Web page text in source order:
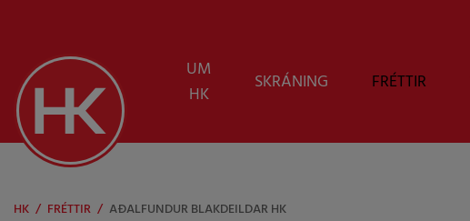
UM
HK
SKRÁNING FRÉTTIR
HK / FRÉTTIR / AÐALFUNDUR BLAKDEILDAR HK